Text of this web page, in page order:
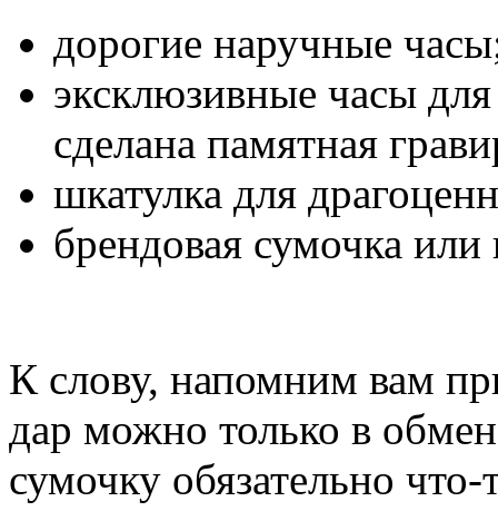
дорогие наручные
эксклюзивные часы
сделана памятная
шкатулка для
брендовая сумочка или
К слову, напомним вам
дар можно только в
сумочку обязательно